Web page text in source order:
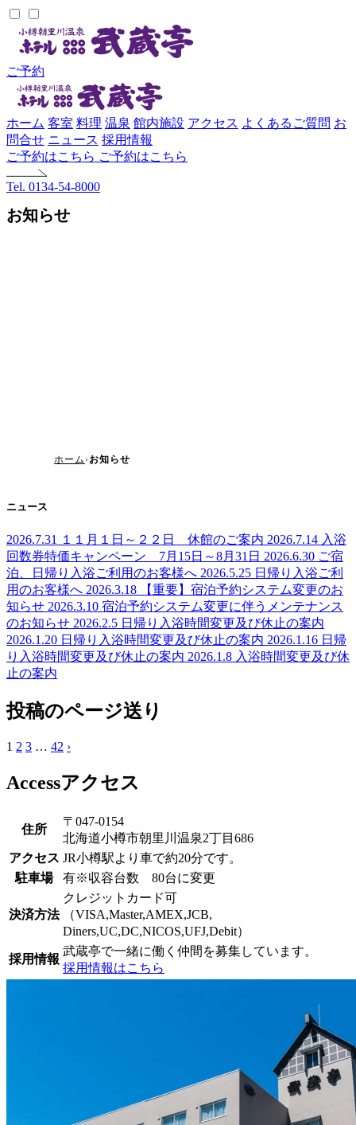
ご予約
ホーム 客室 料理 温泉 館内施設 アクセス よくあるご質問 お
問合せ ニュース 採用情報
ご予約はこちら ご予約はこちら
Tel. 0134-54-8000
お知らせ
ホーム お知らせ
ニュース
2026.7.31 １１月１日～２２日 休館のご案内 2026.7.14 入浴
回数券特価キャンペーン 7月15日～8月31日 2026.6.30 ご宿
泊、日帰り入浴ご利用のお客様へ 2026.5.25 日帰り入浴ご利
用のお客様へ 2026.3.18
【重要】宿泊予約システム変更のお
知らせ 2026.3.10 宿泊予約システム変更に伴うメンテナンス
のお知らせ 2026.2.5 日帰り入浴時間変更及び休止の案内
2026.1.20 日帰り入浴時間変更及び休止の案内 2026.1.16 日帰
り入浴時間変更及び休止の案内 2026.1.8 入浴時間変更及び休
止の案内
投稿のページ送り
1 2 3 … 42 ›
Accessアクセス
住所
〒047-0154
北海道小樽市朝里川温泉2丁目686
アクセス JR小樽駅より車で約20分です。
駐車場
有※収容台数 80台に変更
決済方法
クレジットカード可
（VISA,Master,AMEX,JCB,
Diners,UC,DC,NICOS,UFJ,Debit）
採用情報
武蔵亭で一緒に働く仲間を募集しています。
採用情報はこちら